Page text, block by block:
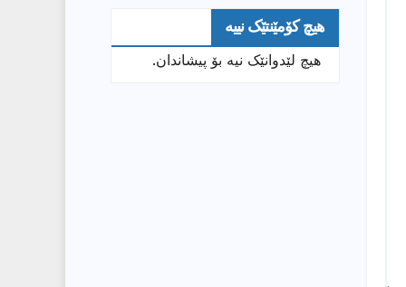
هیچ کۆمێنتێک نییە
هیچ لێدوانێک نیە بۆ پیشاندان.